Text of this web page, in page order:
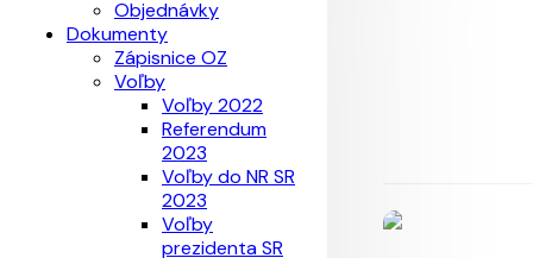
Objednávky
Dokumenty
Zápisnice OZ
Voľby
Voľby 2022
Referendum
2023
Voľby do NR SR
2023
Voľby
prezidenta SR